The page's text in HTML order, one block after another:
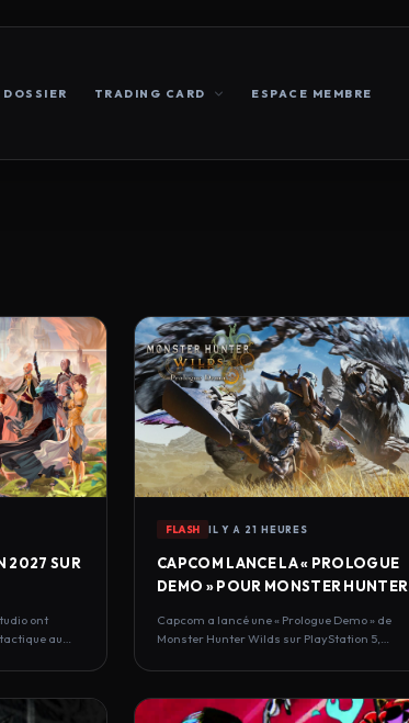
DOSSIER TRADING CARD ESPACE MEMBRE
2027 SUR
ont
au
FLASH IL Y A 21 HEURES
CAPCOM LANCE LA « PROLOGUE
DEMO » POUR MONSTER HUNTER
Capcom a lancé une « Prologue Demo » de
Monster Hunter Wilds sur PlayStation 5,…